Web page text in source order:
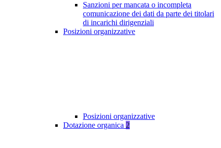
Sanzioni per mancata o incompleta
comunicazione dei dati da parte dei titolari
di incarichi dirigenziali
Posizioni organizzative
Posizioni organizzative
Dotazione organica 2